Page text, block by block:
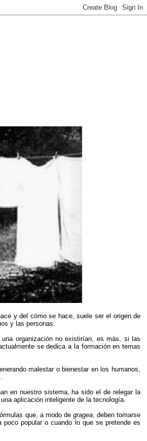
y del cómo se hace, suele ser el origen de
y las personas.
organización no existirían, es más, si las
se dedica a la formación en temas
malestar o bienestar en los humanos,
en nuestro sistema, ha sido el de relegar la
aplicación inteligente de la tecnología.
que, a modo de gragea, deben tomarse
popular o cuando lo que se pretende es